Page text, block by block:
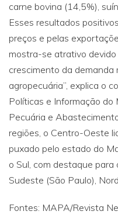
carne bovina (14,5%),
Esses resultados
preços e pelas
mostra-se atrativo
crescimento da demanda
agropecuária”, explica o
Políticas e Informação
Pecuária e
regiões, o Centro-Oeste
puxado pelo estado do
o Sul, com destaque para
Sudeste (São Paulo),
Fontes: MAPA/Revista